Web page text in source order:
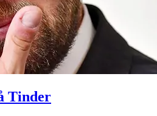
Tinder